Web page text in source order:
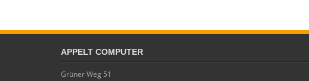
APPELT COMPUTER
Grüner Weg 51